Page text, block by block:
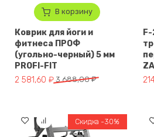
В корзину
Коврик для йоги и
фитнеса ПРОФ
(угольно-черный) 5 мм
PROFI-FIT
3 688,00₽
Первоначальная цена составляла
2 581,60 ₽
Текущая цена: 2 581,60 ₽.
Скидка -30%